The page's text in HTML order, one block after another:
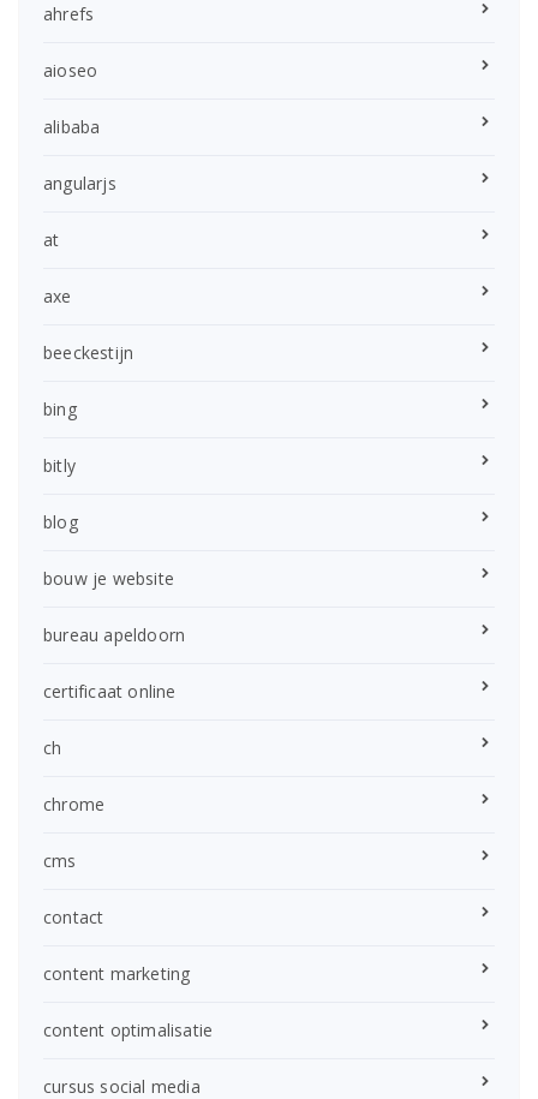
ahrefs
aioseo
alibaba
angularjs
at
axe
beeckestijn
bing
bitly
blog
bouw je website
bureau apeldoorn
certificaat online
ch
chrome
cms
contact
content marketing
content optimalisatie
cursus social media